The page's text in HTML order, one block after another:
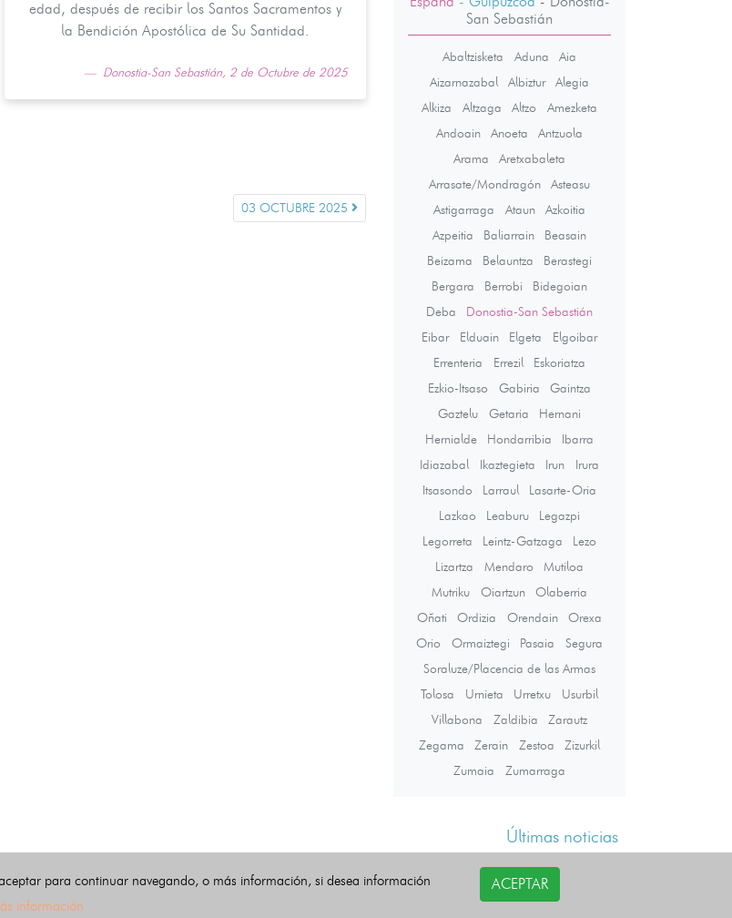
edad, después de recibir los Santos Sacramentos y
la Bendición Apostólica de Su Santidad.
Donostia-San Sebastián, 2 de Octubre de 2025
03 OCTUBRE 2025
San Sebastián
Abaltzisketa Aduna
Aia
Aizarnazabal
Albiztur
Alegia
Alkiza
Altzaga Altzo
Amezketa
Andoain
Anoeta
Antzuola
Arama
Aretxabaleta
Arrasate/Mondragón
Asteasu
Astigarraga
Ataun
Azkoitia
Azpeitia
Baliarrain
Beasain
Beizama
Belauntza
Berastegi
Bergara
Berrobi
Bidegoian
Deba
Donostia-San Sebastián
Eibar
Elduain Elgeta
Elgoibar
Errenteria
Errezil
Eskoriatza
Ezkio-Itsaso
Gabiria
Gaintza
Gaztelu
Getaria
Hernani
Hernialde
Hondarribia
Ibarra
Idiazabal
Ikaztegieta Irun
Irura
Itsasondo
Larraul
Lasarte-Oria
Lazkao
Leaburu
Legazpi
Legorreta
Leintz-Gatzaga
Lezo
Lizartza
Mendaro
Mutiloa
Mutriku
Oiartzun
Olaberria
Oñati
Ordizia Orendain
Orexa
Orio
Ormaiztegi Pasaia
Segura
Soraluze/Placencia de las Armas
Tolosa
Urnieta Urretxu
Usurbil
Villabona
Zaldibia
Zarautz
Zegama
Zerain Zestoa
Zizurkil
Zumaia
Zumarraga
Últimas noticias
para continuar navegando, o más información, si desea información
información
ACEPTAR